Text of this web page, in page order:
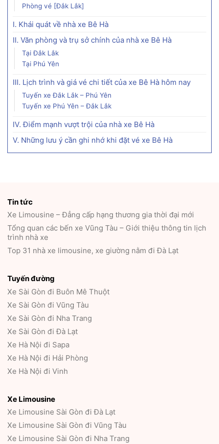
Phòng vé [Đắk Lắk]
I. Khái quát về nhà xe Bê Hà
II. Văn phòng và trụ sở chính của nhà xe Bê Hà
Tại Đắk Lắk
Tại Phú Yên
III. Lịch trình và giá vé chi tiết của xe Bê Hà hôm nay
Tuyến xe Đắk Lắk – Phú Yên
Tuyến xe Phú Yên – Đắk Lắk
IV. Điểm mạnh vượt trội của nhà xe Bê Hà
V. Những lưu ý cần ghi nhớ khi đặt vé xe Bê Hà
Tin tức
Xe Limousine – Đẳng cấp hạng thương gia thời đại mới
Tổng quan các bến xe Vũng Tàu – Giới thiệu thông tin lịch
trình nhà xe
Top 31 nhà xe limousine, xe giường nằm đi Đà Lạt
Tuyến đường
Xe Sài Gòn đi Buôn Mê Thuột
Xe Sài Gòn đi Vũng Tàu
Xe Sài Gòn đi Nha Trang
Xe Sài Gòn đi Đà Lạt
Xe Hà Nội đi Sapa
Xe Hà Nội đi Hải Phòng
Xe Hà Nội đi Vinh
Xe Limousine
Xe Limousine Sài Gòn đi Đà Lạt
Xe Limousine Sài Gòn đi Vũng Tàu
Xe Limousine Sài Gòn đi Nha Trang